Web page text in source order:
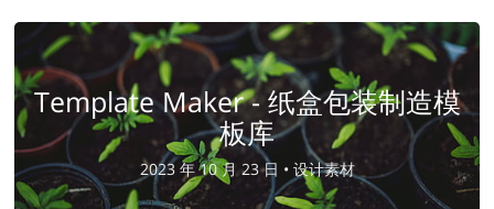
Template Maker - 纸盒包装制造模
板库
2023 年 10 月 23 日 • 设计素材